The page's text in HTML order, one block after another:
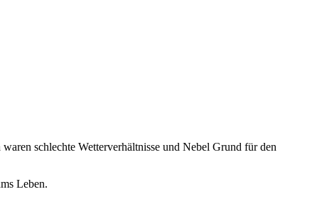
schlechte Wetterverhältnisse und Nebel Grund für den
Leben.